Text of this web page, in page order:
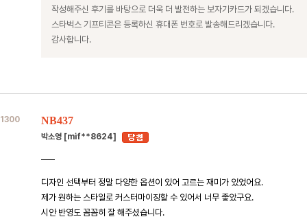
작성해주신 후기를 바탕으로 더욱 더 발전하는 보자기카드가 되겠습니다.
스타벅스 기프티콘은 등록하신 휴대폰 번호로 발송해드리겠습니다.
감사합니다.
1300 NB437
박소영 [mif**8624]
디자인 선택부터 정말 다양한 옵션이 있어 고르는 재미가 있었어요.
제가 원하는 스타일로 커스터마이징할 수 있어서 너무 좋았구요.
시안 반영도 꼼꼼히 잘 해주셨습니다.